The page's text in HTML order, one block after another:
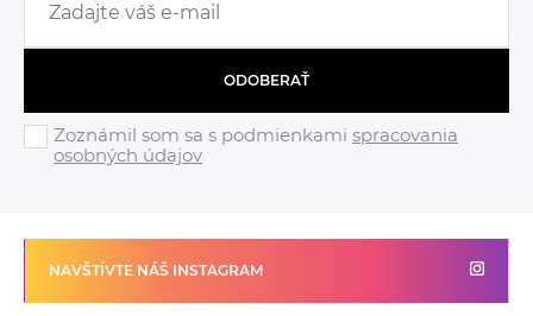
ODOBERAŤ
Zoznámil som sa s podmienkami spracovania
osobných údajov
NAVŠTÍVTE NÁŠ INSTAGRAM